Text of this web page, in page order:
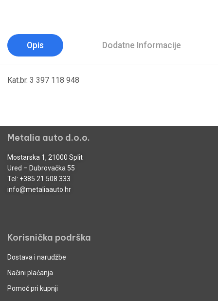
Opis Dodatne Informacije
Kat.br. 3 397 118 948
Metalia auto d.o.o.
Mostarska 1, 21000 Split
Ured – Dubrovačka 55
Tel: +385 21 508 333
info@metaliaauto.hr
Korisnička podrška
Dostava i narudžbe
Načini plaćanja
Pomoć pri kupnji